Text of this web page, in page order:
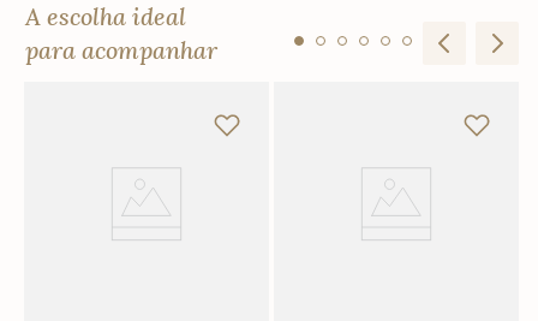
A escolha ideal
para acompanhar